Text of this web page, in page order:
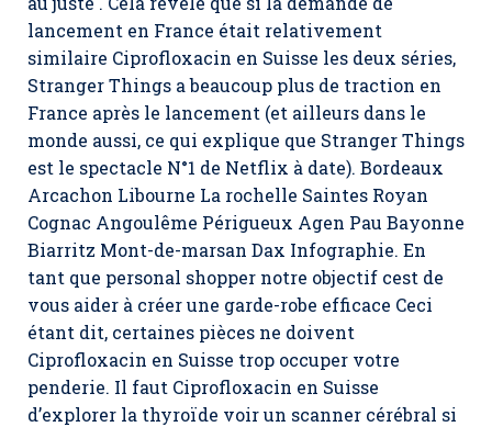
lancement en France était relativement
similaire Ciprofloxacin en Suisse les deux séries,
Stranger Things a beaucoup plus de traction en
France après le lancement (et ailleurs dans le
monde aussi, ce qui explique que Stranger Things
est le spectacle N°1 de Netflix à date). Bordeaux
Arcachon Libourne La rochelle Saintes Royan
Cognac Angoulême Périgueux Agen Pau Bayonne
Biarritz Mont-de-marsan Dax Infographie. En
tant que personal shopper notre objectif cest de
vous aider à créer une garde-robe efficace Ceci
étant dit, certaines pièces ne doivent
Ciprofloxacin en Suisse trop occuper votre
penderie. Il faut Ciprofloxacin en Suisse
d’explorer la thyroïde voir un scanner cérébral si